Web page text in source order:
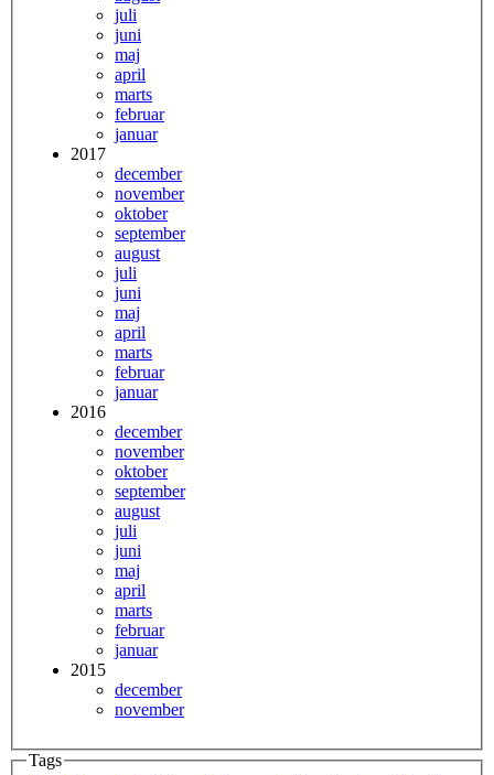
juli
juni
maj
april
marts
februar
januar
2017
december
november
oktober
september
august
juli
juni
maj
april
marts
februar
januar
2016
december
november
oktober
september
august
juli
juni
maj
april
marts
februar
januar
2015
december
november
Tags